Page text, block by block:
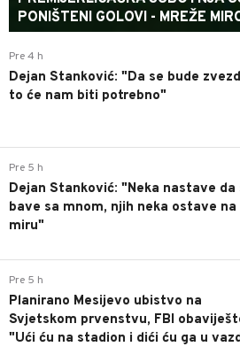
PONIŠTENI GOLOVI - MREŽE
Pre 4 h
Dejan Stanković: "Da se bude
to će nam biti potrebno"
Pre 5 h
Dejan Stanković: "Neka nastave da
bave sa mnom, njih neka ostave na
miru"
Pre 5 h
Planirano Mesijevo ubistvo na
Svjetskom prvenstvu, FBI
"Ući ću na stadion i dići ću ga u